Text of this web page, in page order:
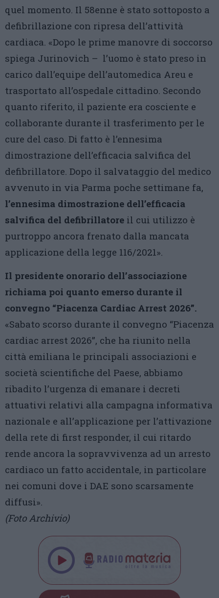
quel momento. Il 58enne è stato sottoposto a
defibrillazione con ripresa dell’attività
cardiaca. «Dopo le prime manovre di soccorso
spiega Jurinovich – l’uomo è stato preso in
carico dall’equipe dell’automedica Areu e
trasportato all’ospedale cittadino. Secondo
quanto riferito, il paziente era cosciente e
collaborante durante il trasferimento per le
cure del caso. Di fatto è l’ennesima
dimostrazione dell’efficacia salvifica del
defibrillatore. Dopo il salvataggio del medico
avvenuto in via Parma poche settimane fa,
l’ennesima dimostrazione dell’efficacia
salvifica del defibrillatore il cui utilizzo è
purtroppo ancora frenato dalla mancata
applicazione della legge 116/2021».
Il presidente onorario dell’associazione
richiama poi quanto emerso durante il
convegno “Piacenza Cardiac Arrest 2026”.
«Sabato scorso durante il convegno “Piacenza
cardiac arrest 2026”, che ha riunito nella
città emiliana le principali associazioni e
società scientifiche del Paese, abbiamo
ribadito l’urgenza di emanare i decreti
attuativi relativi alla campagna informativa
nazionale e all’applicazione per l’attivazione
della rete di first responder, il cui ritardo
rende ancora la sopravvivenza ad un arresto
cardiaco un fatto accidentale, in particolare
nei comuni dove i DAE sono scarsamente
diffusi».
(Foto Archivio)